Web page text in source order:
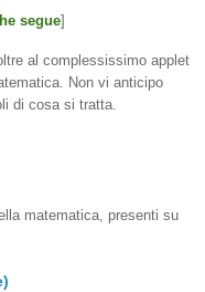
segue]
al complessissimo applet
Non vi anticipo
di cosa si tratta.
matematica, presenti su